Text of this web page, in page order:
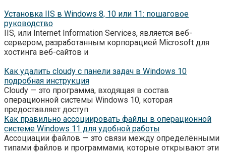
Установка IIS в Windows 8, 10 или 11: пошаговое
руководство
IIS, или Internet Information Services, является веб-
сервером, разработанным корпорацией Microsoft для
хостинга веб-сайтов и
Как удалить cloudy с панели задач в Windows 10
подробная инструкция
Cloudy — это программа, входящая в состав
операционной системы Windows 10, которая
предоставляет доступ
Как правильно ассоциировать файлы в операционной
системе Windows 11 для удобной работы
Ассоциации файлов — это связи между определёнными
типами файлов и программами, которые открывают эти